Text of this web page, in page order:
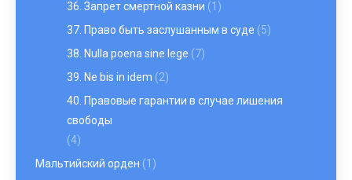
36. Запрет смертной казни (1)
37. Право быть заслушанным в суде (5)
38. Nulla poena sine lege (7)
39. Ne bis in idem (2)
40. Правовые гарантии в случае лишения
свободы
(4)
Мальтийский орден (1)